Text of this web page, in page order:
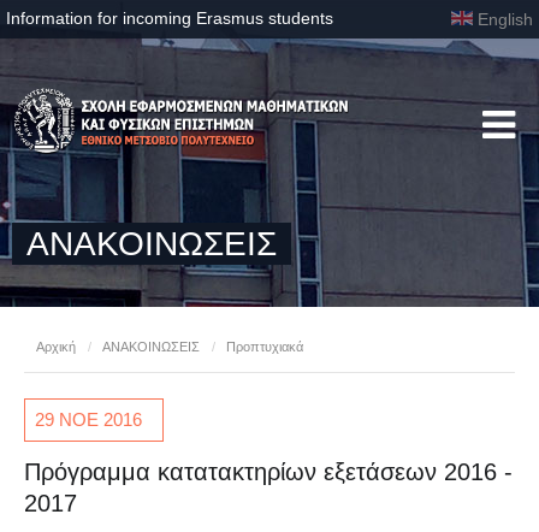
Information for incoming Erasmus students English
ΑΝΑΚΟΙΝΩΣΕΙΣ
Αρχική / ΑΝΑΚΟΙΝΩΣΕΙΣ / Προπτυχιακά
29 ΝΟΕ 2016
Πρόγραμμα κατατακτηρίων εξετάσεων 2016 -
2017